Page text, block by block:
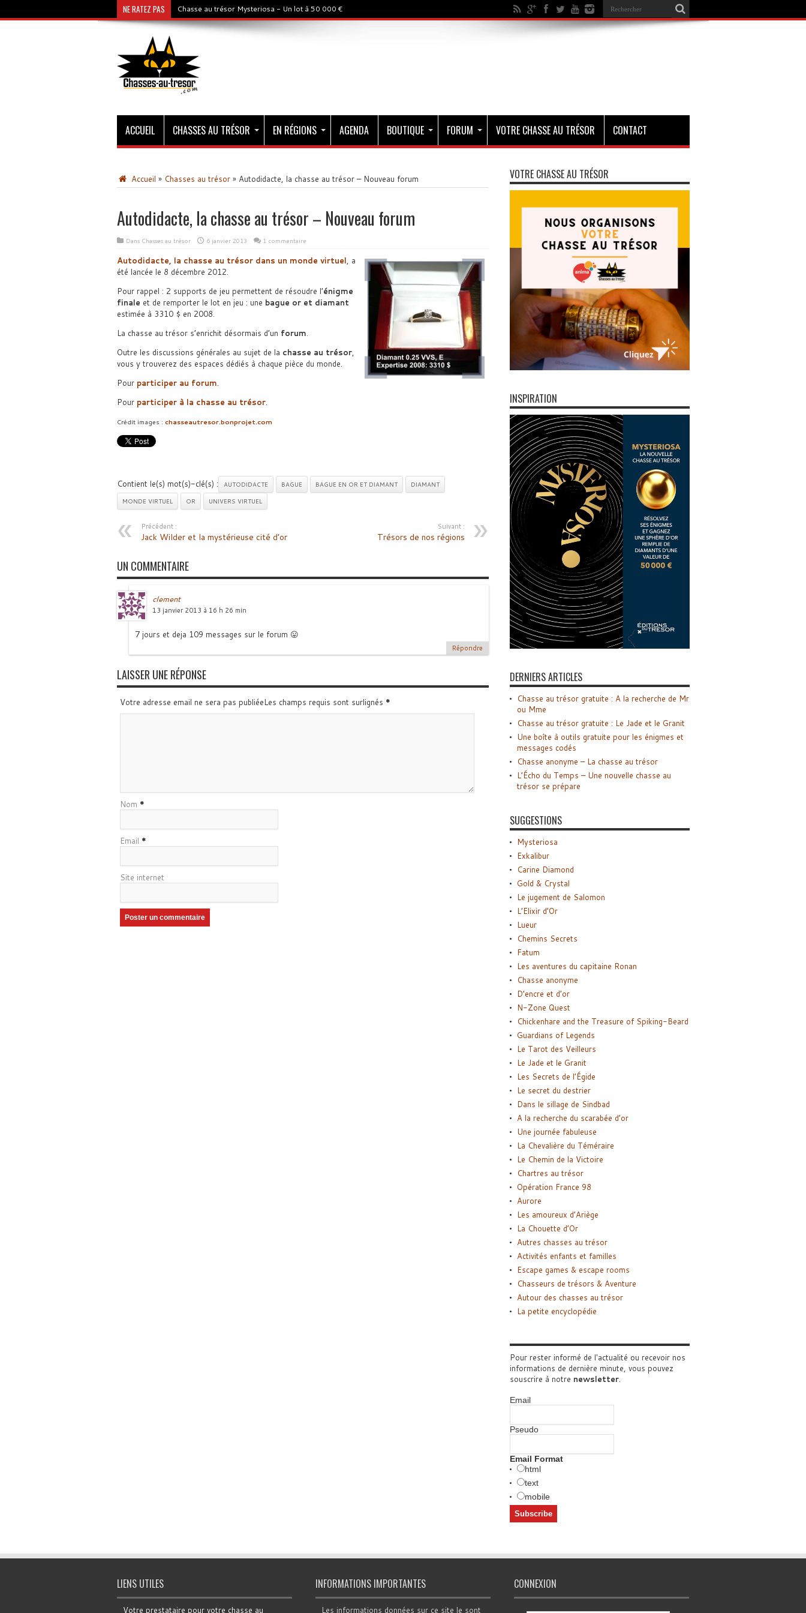
NE RATEZ PAS Chasse au trésor Mysteriosa - Un lot à 50 000 €
ACCUEIL CHASSES AU TRÉSOR EN RÉGIONS AGENDA BOUTIQUE FORUM VOTRE CHASSE AU TRÉSOR CONTACT
Accueil » Chasses au trésor » Autodidacte, la chasse au trésor – Nouveau forum
Autodidacte, la chasse au trésor – Nouveau forum
Dans Chasses au trésor 6 janvier 2013 1 commentaire
Autodidacte, la chasse au trésor dans un monde virtuel, a
été lancée le 8 décembre 2012.
Pour rappel : 2 supports de jeu permettent de résoudre l’énigme
finale et de remporter le lot en jeu : une bague or et diamant
estimée à 3310 $ en 2008.
La chasse au trésor s’enrichit désormais d’un forum.
Outre les discussions générales au sujet de la chasse au trésor,
vous y trouverez des espaces dédiés à chaque pièce du monde.
Pour participer au forum.
Pour participer à la chasse au trésor.
Crédit images : chasseautresor.bonprojet.com
Contient le(s) mot(s)-clé(s) : AUTODIDACTE BAGUE BAGUE EN OR ET DIAMANT
DIAMANT
MONDE VIRTUEL
OR UNIVERS VIRTUEL
Précédent :
Jack Wilder et la mystérieuse cité d’or
Suivant :
Trésors de nos régions
UN COMMENTAIRE
clement
13 janvier 2013 à 16 h 26 min
7 jours et deja 109 messages sur le forum 😛
Répondre
LAISSER UNE RÉPONSE
Votre adresse email ne sera pas publiéeLes champs requis sont surlignés *
Nom *
Email *
Site internet
VOTRE CHASSE AU TRÉSOR
INSPIRATION
DERNIERS ARTICLES
Chasse au trésor gratuite : A la recherche de Mr
ou Mme
Chasse au trésor gratuite : Le Jade et le Granit
Une boîte à outils gratuite pour les énigmes et
messages codés
Chasse anonyme – La chasse au trésor
L’Écho du Temps – Une nouvelle chasse au
trésor se prépare
SUGGESTIONS
Mysteriosa
Exkalibur
Carine Diamond
Gold & Crystal
Le jugement de Salomon
L’Elixir d’Or
Lueur
Chemins Secrets
Fatum
Les aventures du capitaine Ronan
Chasse anonyme
D’encre et d’or
N-Zone Quest
Chickenhare and the Treasure of Spiking-Beard
Guardians of Legends
Le Tarot des Veilleurs
Le Jade et le Granit
Les Secrets de l’Égide
Le secret du destrier
Dans le sillage de Sindbad
A la recherche du scarabée d’or
Une journée fabuleuse
La Chevalière du Téméraire
Le Chemin de la Victoire
Chartres au trésor
Opération France 98
Aurore
Les amoureux d’Ariège
La Chouette d’Or
Autres chasses au trésor
Activités enfants et familles
Escape games & escape rooms
Chasseurs de trésors & Aventure
Autour des chasses au trésor
La petite encyclopédie
Pour rester informé de l'actualité ou recevoir nos
informations de dernière minute, vous pouvez
souscrire à notre newsletter.
Email
Pseudo
Email Format
html
text
mobile
LIENS UTILES
Votre prestataire pour votre chasse au
INFORMATIONS IMPORTANTES
Les informations données sur ce site le sont
CONNEXION